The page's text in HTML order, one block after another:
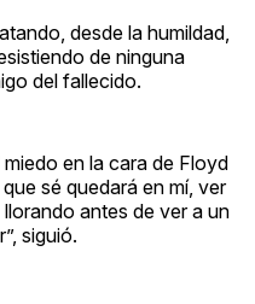
desde la humildad,
de ninguna
del fallecido.
en la cara de Floyd
sé quedará en mí, ver
antes de ver a un
siguió.